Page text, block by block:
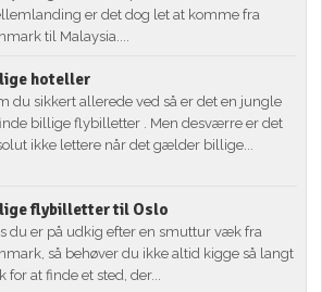
er det dog let at komme fra
til Malaysia....
hoteller
du sikkert allerede ved så er det en jungle
billige flybilletter . Men desværre er det
ikke lettere når det gælder billige...
flybilletter til Oslo
du er på udkig efter en smuttur væk fra
så behøver du ikke altid kigge så langt
for at finde et sted, der...